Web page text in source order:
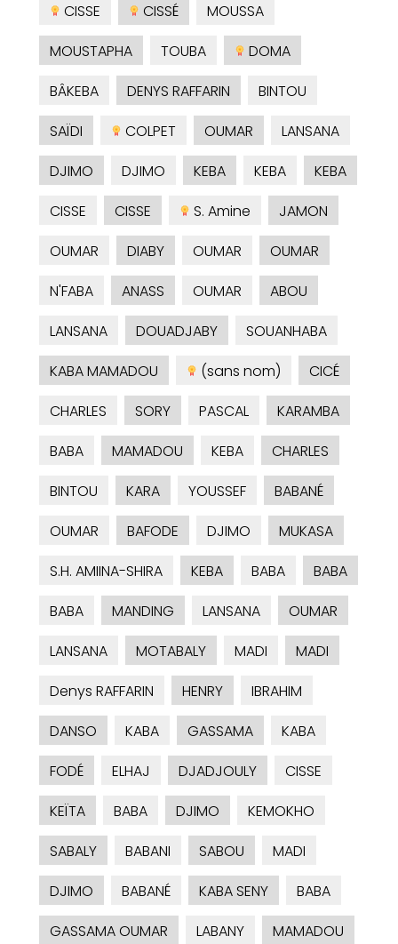
CISSE
CISSÉ
MOUSSA
MOUSTAPHA
TOUBA
DOMA
BÂKEBA
DENYS RAFFARIN
BINTOU
SAÏDI
COLPET OUMAR
LANSANA
DJIMO
DJIMO KEBA KEBA
KEBA
CISSE
CISSE S. Amine
JAMON
OUMAR
DIABY OUMAR
OUMAR
N'FABA
ANASS OUMAR
ABOU
LANSANA
DOUADJABY
SOUANHABA
KABA MAMADOU
(sans nom)
CICÉ
CHARLES
SORY PASCAL
KARAMBA
BABA
MAMADOU KEBA
CHARLES
BINTOU
KARA YOUSSEF
BABANÉ
OUMAR
BAFODE DJIMO
MUKASA
S.H. AMIINA-SHIRA
KEBA BABA
BABA
BABA
MANDING LANSANA
OUMAR
LANSANA
MOTABALY MADI
MADI
Denys RAFFARIN
HENRY
IBRAHIM
DANSO
KABA GASSAMA
KABA
FODÉ
ELHAJ DJADJOULY
CISSE
KEÏTA
BABA DJIMO
KEMOKHO
SABALY
BABANI SABOU
MADI
DJIMO
BABANÉ KABA SENY
BABA
GASSAMA OUMAR
LABANY
MAMADOU